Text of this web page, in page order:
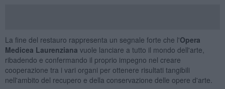
La fine del restauro rappresenta un segnale forte che l'Opera
Medicea Laurenziana vuole lanciare a tutto il mondo dell'arte,
ribadendo e confermando il proprio impegno nel creare
cooperazione tra i vari organi per ottenere risultati tangibili
nell'ambito del recupero e della conservazione delle opere d'arte.